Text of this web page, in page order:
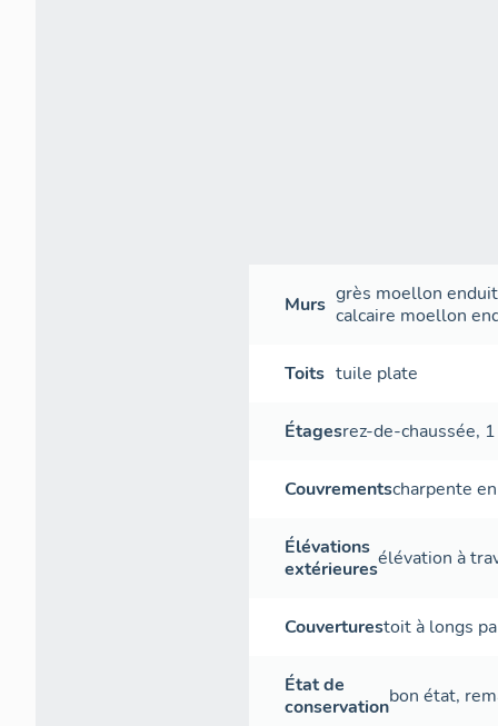
Murs grès moellon enduit
calcaire moellon
Toits tuile plate
Étagesrez-de-chaussée,
Couvrementscharpente
Élévations
extérieuresélévation à
Couverturestoit à longs
État de
conservationbon état,